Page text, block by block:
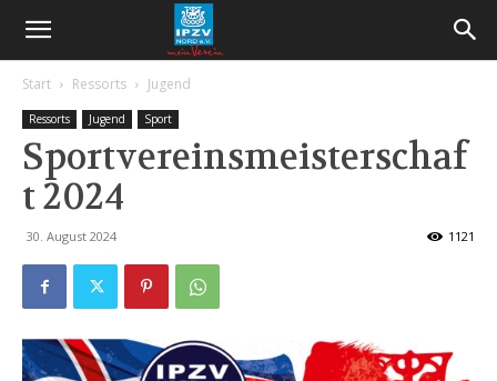
Start Ressorts Jugend
Ressorts Jugend Sport
Sportvereinsmeisterschaf
t 2024
30. August 2024 1121